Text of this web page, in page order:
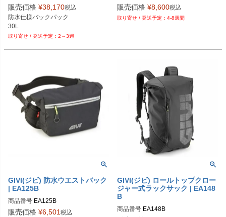
3OT：3517-0517
販売価格 ¥38,170税込
防水仕様バックパック
30L
2～3週
販売価格 ¥8,600税込
4-8週間
GIVI(ジビ) 防水ウエストバック
| EA125B
商品番号 EA125B
販売価格 ¥6,501 税込
GIVI(ジビ) ロールトップクロー
ジャー式ラックサック | EA148
B
商品番号 EA148B